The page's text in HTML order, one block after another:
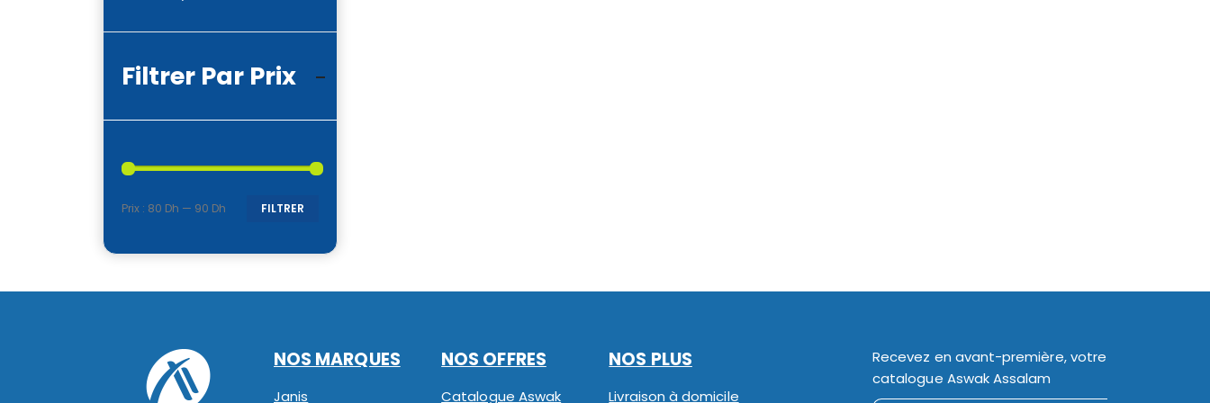
Filtrer Par Prix
FILTRER
Prix : 80 Dh — 90 Dh
NOS MARQUES
Janis
NOS OFFRES
Catalogue Aswak
NOS PLUS
Livraison à domicile
Recevez en avant-première, votre
catalogue Aswak Assalam